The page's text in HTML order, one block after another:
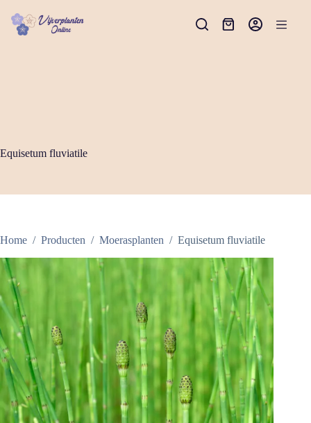
naar
Winkelwagen
Equisetum fluviatile
Home / Producten / Moerasplanten / Equisetum fluviatile